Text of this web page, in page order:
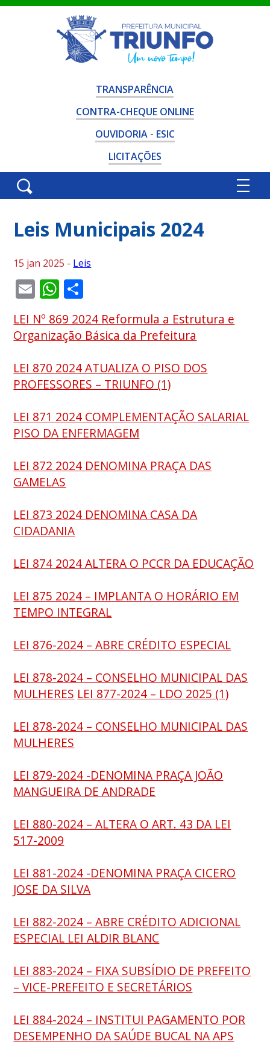
TRANSPARÊNCIA
CONTRA-CHEQUE ONLINE
OUVIDORIA - ESIC
LICITAÇÕES
Leis Municipais 2024
15 jan 2025 - Leis
EmailWhatsApp
LEI Nº 869 2024 Reformula a Estrutura e
Organização Básica da Prefeitura
LEI 870 2024 ATUALIZA O PISO DOS
PROFESSORES – TRIUNFO (1)
LEI 871 2024 COMPLEMENTAÇÃO SALARIAL
PISO DA ENFERMAGEM
LEI 872 2024 DENOMINA PRAÇA DAS
GAMELAS
LEI 873 2024 DENOMINA CASA DA
CIDADANIA
LEI 874 2024 ALTERA O PCCR DA EDUCAÇÃO
LEI 875 2024 – IMPLANTA O HORÁRIO EM
TEMPO INTEGRAL
LEI 876-2024 – ABRE CRÉDITO ESPECIAL
LEI 878-2024 – CONSELHO MUNICIPAL DAS
MULHERES LEI 877-2024 – LDO 2025 (1)
LEI 878-2024 – CONSELHO MUNICIPAL DAS
MULHERES
LEI 879-2024 -DENOMINA PRAÇA JOÃO
MANGUEIRA DE ANDRADE
LEI 880-2024 – ALTERA O ART. 43 DA LEI
517-2009
LEI 881-2024 -DENOMINA PRAÇA CICERO
JOSE DA SILVA
LEI 882-2024 – ABRE CRÉDITO ADICIONAL
ESPECIAL LEI ALDIR BLANC
LEI 883-2024 – FIXA SUBSÍDIO DE PREFEITO
– VICE-PREFEITO E SECRETÁRIOS
LEI 884-2024 – INSTITUI PAGAMENTO POR
DESEMPENHO DA SAÚDE BUCAL NA APS